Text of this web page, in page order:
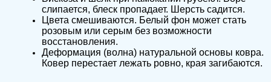
слипается, блеск пропадает. Шерсть садится.
Цвета смешиваются. Белый фон может стать
розовым или серым без возможности
восстановления.
Деформация (волна) натуральной основы ковра.
Ковер перестает лежать ровно, края загибаются.